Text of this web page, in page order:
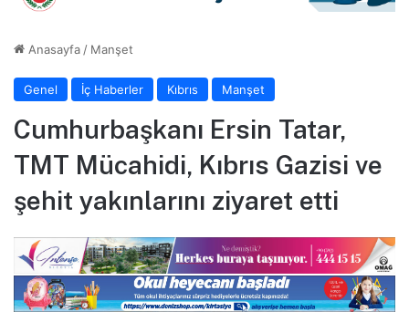
Anasayfa / Manşet
Genel İç Haberler Kıbrıs Manşet
Cumhurbaşkanı Ersin Tatar,
TMT Mücahidi, Kıbrıs Gazisi ve
şehit yakınlarını ziyaret etti